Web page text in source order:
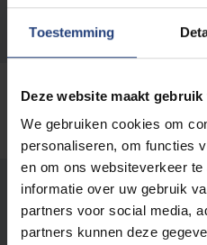
Toestemming
Deze website maakt
We gebruiken cookies om
personaliseren, om functies
en om ons websiteverkeer
informatie over uw gebruik
partners voor social media,
partners kunnen deze
Telefoon:
+32 2 614 81 01
Stond er een fout
Laat het